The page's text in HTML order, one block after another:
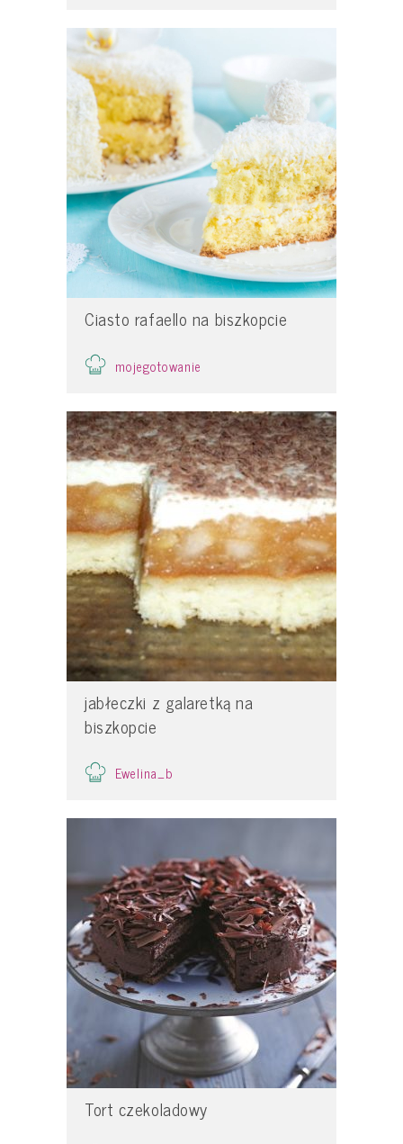
Ciasto rafaello na biszkopcie
mojegotowanie
jabłeczki z galaretką na
biszkopcie
Ewelina_b
Tort czekoladowy